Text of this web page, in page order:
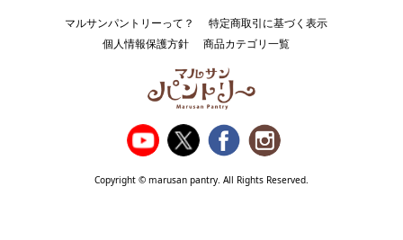
マルサンパントリーって？
特定商取引に基づく表示
個人情報保護方針
商品カテゴリ一覧
Copyright © marusan pantry. All Rights Reserved.